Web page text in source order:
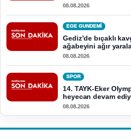
08.08.2026
EGE GUNDEMİ
Gediz’de bıçaklı
ağabeyini ağır
08.08.2026
SPOR
14. TAYK-Eker
heyecan devam
08.08.2026